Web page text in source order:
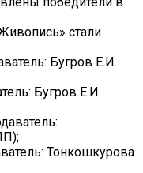
стали
Бугров Е.И.
Бугров Е.И.
Тонкошкурова